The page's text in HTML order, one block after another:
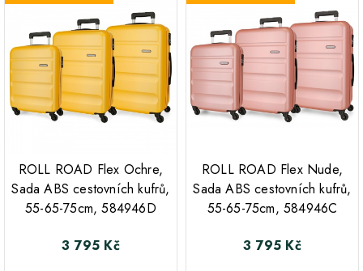
ROLL ROAD Flex Ochre,
Sada ABS cestovních kufrů,
55-65-75cm, 584946D
Cena
3 795 Kč
ROLL ROAD Flex Nude,
Sada ABS cestovních kufrů,
55-65-75cm, 584946C
Cena
3 795 Kč